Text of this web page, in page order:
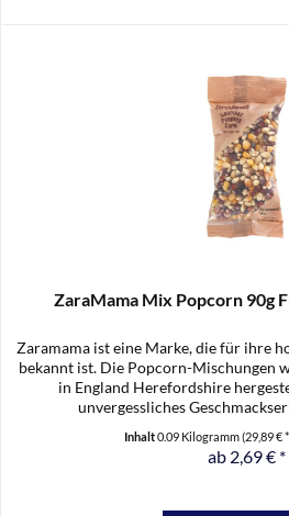
ZaraMama Mix Popcorn 90g
Zaramama ist eine Marke, die für ihre
bekannt ist. Die Popcorn-Mischungen
in England Herefordshire
unvergessliches
Inhalt0.09 Kilogramm(29,89 €
ab 2,69 € *